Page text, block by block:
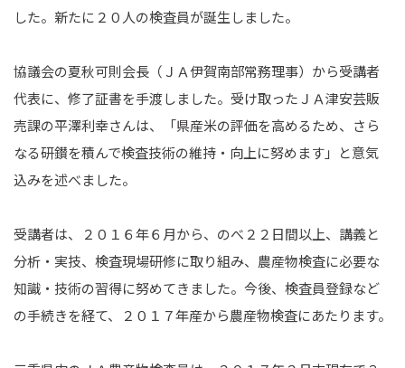
した。新たに２０人の検査員が誕生しました。
協議会の夏秋可則会長（ＪＡ伊賀南部常務理事）から受講者
代表に、修了証書を手渡しました。受け取ったＪＡ津安芸販
売課の平澤利幸さんは、「県産米の評価を高めるため、さら
なる研鑚を積んで検査技術の維持・向上に努めます」と意気
込みを述べました。
受講者は、２０１６年６月から、のべ２２日間以上、講義と
分析・実技、検査現場研修に取り組み、農産物検査に必要な
知識・技術の習得に努めてきました。今後、検査員登録など
の手続きを経て、２０１７年産から農産物検査にあたります。